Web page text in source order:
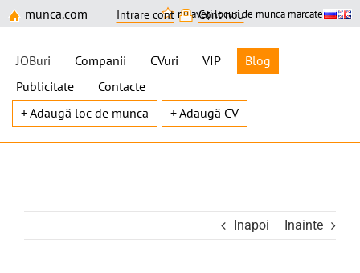
munca.com Intrare cont Cont nou
nu aveți locuri de munca marcate
JOBuri Companii CVuri VIP
Blog
Publicitate
Contacte
+ Adaugă loc de munca
+ Adaugă CV
content
Inapoi Inainte